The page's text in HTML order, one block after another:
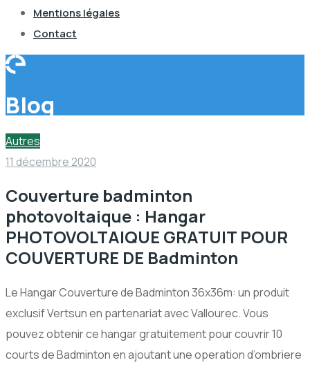
Mentions légales
Contact
Blog
Autres
11 décembre 2020
Couverture badminton
photovoltaique : Hangar
PHOTOVOLTAIQUE GRATUIT POUR
COUVERTURE DE Badminton
Le Hangar Couverture de Badminton 36x36m: un produit
exclusif Vertsun en partenariat avec Vallourec. Vous
pouvez obtenir ce hangar gratuitement pour couvrir 10
courts de Badminton en ajoutant une operation d’ombriere